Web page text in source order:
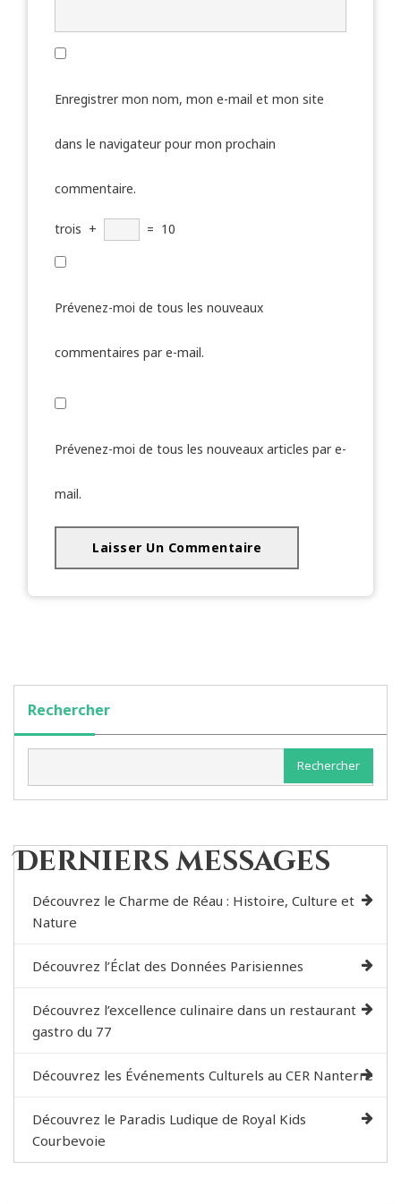
Enregistrer mon nom, mon e-mail et mon site
dans le navigateur pour mon prochain
commentaire.
trois + = 10
Prévenez-moi de tous les nouveaux
commentaires par e-mail.
Prévenez-moi de tous les nouveaux articles par e-
mail.
Rechercher
Rechercher
Derniers messages
Découvrez le Charme de Réau : Histoire, Culture et
Nature
Découvrez l’Éclat des Données Parisiennes
Découvrez l’excellence culinaire dans un restaurant
gastro du 77
Découvrez les Événements Culturels au CER Nanterre
Découvrez le Paradis Ludique de Royal Kids
Courbevoie